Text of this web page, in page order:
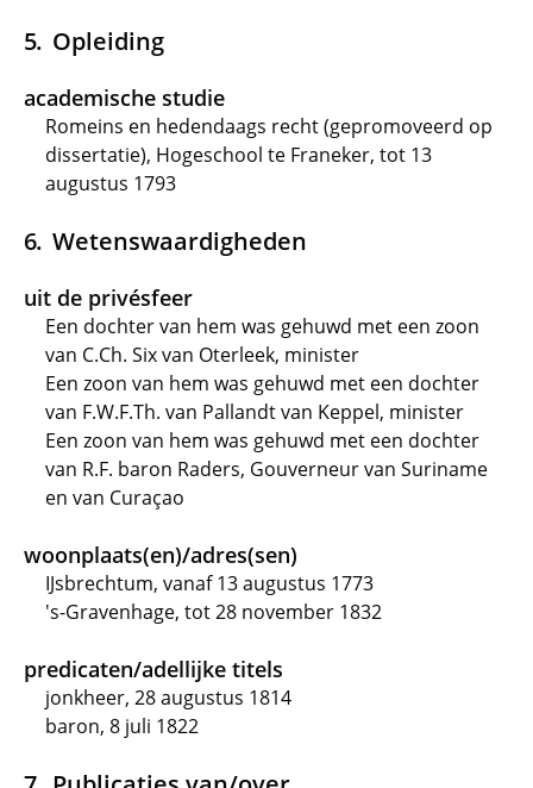
Opleiding
academische studie
Romeins en hedendaags recht (gepromoveerd op
dissertatie), Hogeschool te Franeker, tot 13
augustus 1793
Wetenswaardigheden
uit de privésfeer
Een dochter van hem was gehuwd met een zoon
van C.Ch. Six van Oterleek, minister
Een zoon van hem was gehuwd met een dochter
van F.W.F.Th. van Pallandt van Keppel, minister
Een zoon van hem was gehuwd met een dochter
van R.F. baron Raders, Gouverneur van Suriname
en van Curaçao
woonplaats(en)/adres(sen)
IJsbrechtum, vanaf 13 augustus 1773
's-Gravenhage, tot 28 november 1832
predicaten/adellijke titels
jonkheer, 28 augustus 1814
baron, 8 juli 1822